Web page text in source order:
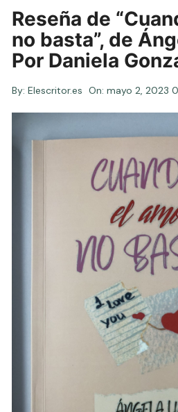
Reseña de
no basta”, de
Por Daniela
By: Elescritor.es On:mayo 2, 2023